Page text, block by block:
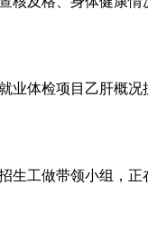
体检项目乙肝概况
工做带领小组，正